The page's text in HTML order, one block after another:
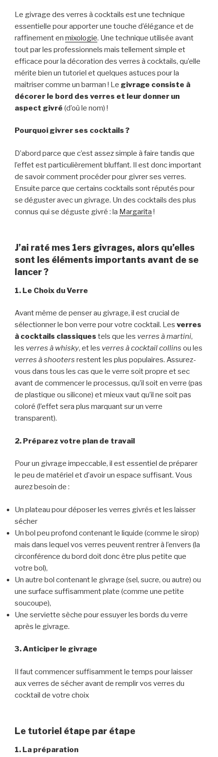
Le givrage des verres à cocktails est une technique
essentielle pour apporter une touche d’élégance et de
raffinement en mixologie. Une technique utilisée avant
tout par les professionnels mais tellement simple et
efficace pour la décoration des verres à cocktails, qu’elle
mérite bien un tutoriel et quelques astuces pour la
maîtriser comme un barman ! Le givrage consiste à
décorer le bord des verres et leur donner un
aspect givré (d’où le nom) !
Pourquoi givrer ses cocktails ?
D’abord parce que c’est assez simple à faire tandis que
l’effet est particulièrement bluffant. Il est donc important
de savoir comment procéder pour givrer ses verres.
Ensuite parce que certains cocktails sont réputés pour
se déguster avec un givrage. Un des cocktails des plus
connus qui se déguste givré : la Margarita !
J’ai raté mes 1ers givrages, alors qu’elles
sont les éléments importants avant de se
lancer ?
1. Le Choix du Verre
Avant même de penser au givrage, il est crucial de
sélectionner le bon verre pour votre cocktail. Les verres
à cocktails classiques tels que les verres à martini,
les verres à whisky, et les verres à cocktail collins ou les
verres à shooters restent les plus populaires. Assurez-
vous dans tous les cas que le verre soit propre et sec
avant de commencer le processus, qu’il soit en verre (pas
de plastique ou silicone) et mieux vaut qu’il ne soit pas
coloré (l’effet sera plus marquant sur un verre
transparent).
2. Préparez votre plan de travail
Pour un givrage impeccable, il est essentiel de préparer
le peu de matériel et d’avoir un espace suffisant. Vous
aurez besoin de :
Un plateau pour déposer les verres givrés et les laisser
sécher
Un bol peu profond contenant le liquide (comme le sirop)
mais dans lequel vos verres peuvent rentrer à l’envers (la
circonférence du bord doit donc être plus petite que
votre bol),
Un autre bol contenant le givrage (sel, sucre, ou autre) ou
une surface suffisamment plate (comme une petite
soucoupe),
Une serviette sèche pour essuyer les bords du verre
après le givrage.
3. Anticiper le givrage
Il faut commencer suffisamment le temps pour laisser
aux verres de sécher avant de remplir vos verres du
cocktail de votre choix
Le tutoriel étape par étape
1. La préparation